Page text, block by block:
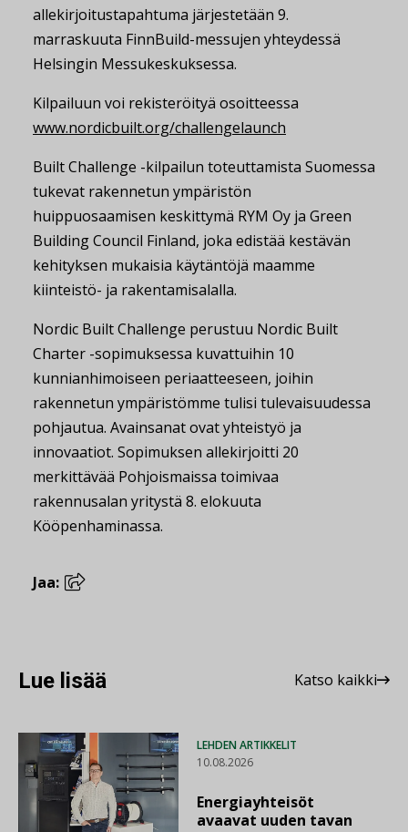
allekirjoitustapahtuma järjestetään 9.
marraskuuta FinnBuild-messujen yhteydessä
Helsingin Messukeskuksessa.
Kilpailuun voi rekisteröityä osoitteessa
www.nordicbuilt.org/challengelaunch
Built Challenge -kilpailun toteuttamista Suomessa
tukevat rakennetun ympäristön
huippuosaamisen keskittymä RYM Oy ja Green
Building Council Finland, joka edistää kestävän
kehityksen mukaisia käytäntöjä maamme
kiinteistö- ja rakentamisalalla.
Nordic Built Challenge perustuu Nordic Built
Charter -sopimuksessa kuvattuihin 10
kunnianhimoiseen periaatteeseen, joihin
rakennetun ympäristömme tulisi tulevaisuudessa
pohjautua. Avainsanat ovat yhteistyö ja
innovaatiot. Sopimuksen allekirjoitti 20
merkittävää Pohjoismaissa toimivaa
rakennusalan yritystä 8. elokuuta
Kööpenhaminassa.
Jaa:
Lue lisää Katso kaikki
LEHDEN ARTIKKELIT
10.08.2026
Energiayhteisöt
avaavat uuden tavan